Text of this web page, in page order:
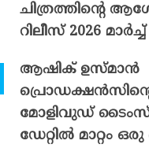
ചിത്രത്തിന്റെ
റിലീസ് 2026
ആഷിക് ഉസ്മാൻ
മോളിവുഡ് ടൈംസ്
ഡേറ്റിൽ മാറ്റം